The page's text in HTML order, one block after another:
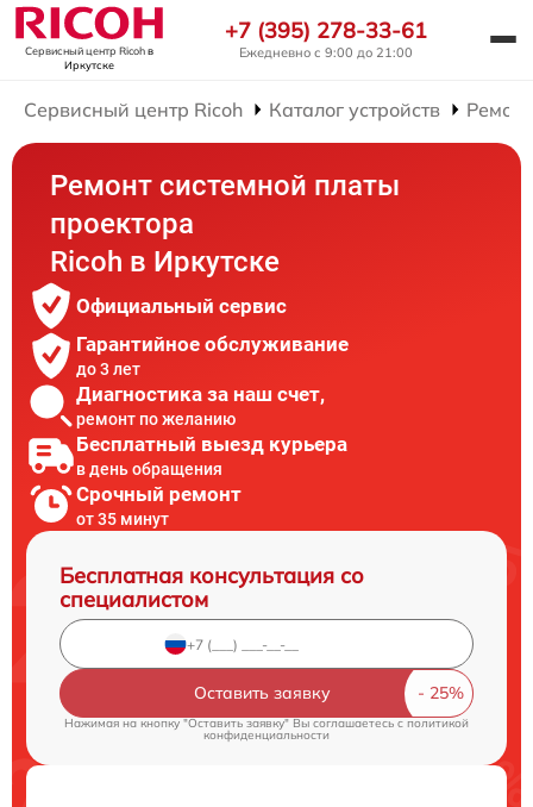
Сервисный центр Ricohв
Иркутске
+7 (395) 278-33-61
Ежедневно с 9:00 до 21:00
Сервисный центр Ricoh Каталог устройств
Ремонт системной платы
проектора
Ricoh в Иркутске
Официальный сервис
Гарантийное обслуживание
до 3 лет
Диагностика за наш счет,
ремонт по желанию
Бесплатный выезд курьера
в день обращения
Срочный ремонт
от 35 минут
Бесплатная консультация со
специалистом
Оставить заявку
Нажимая на кнопку "Оставить заявку" Вы соглашаетесь c политикой
конфиденциальности